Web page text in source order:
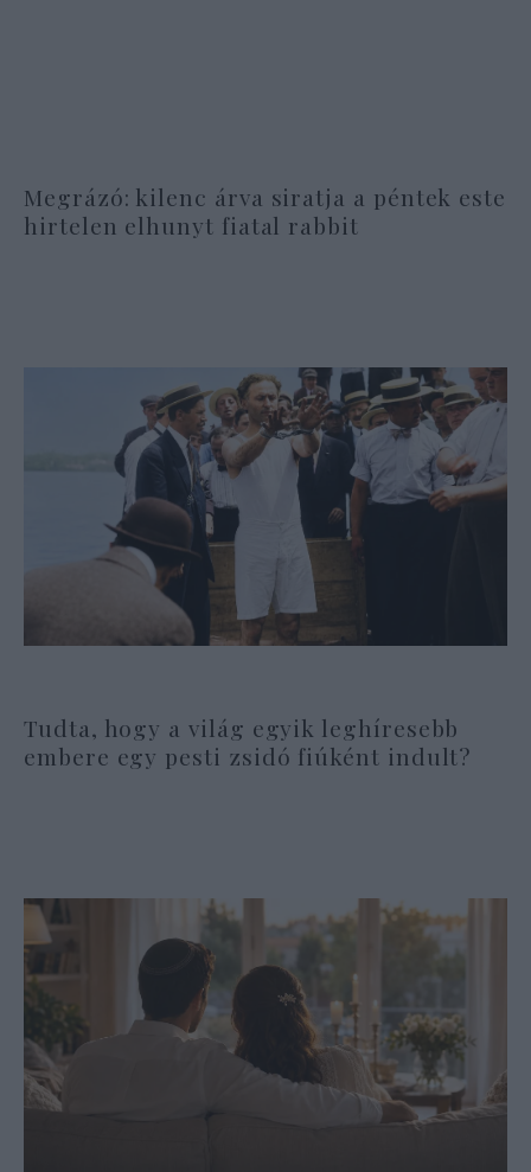
Megrázó: kilenc árva siratja a péntek este
hirtelen elhunyt fiatal rabbit
Tudta, hogy a világ egyik leghíresebb
embere egy pesti zsidó fiúként indult?